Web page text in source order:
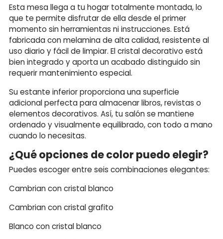
Esta mesa llega a tu hogar totalmente montada, lo
que te permite disfrutar de ella desde el primer
momento sin herramientas ni instrucciones. Está
fabricada con melamina de alta calidad, resistente al
uso diario y fácil de limpiar. El cristal decorativo está
bien integrado y aporta un acabado distinguido sin
requerir mantenimiento especial.
Su estante inferior proporciona una superficie
adicional perfecta para almacenar libros, revistas o
elementos decorativos. Así, tu salón se mantiene
ordenado y visualmente equilibrado, con todo a mano
cuando lo necesitas.
¿Qué opciones de color puedo elegir?
Puedes escoger entre seis combinaciones elegantes:
Cambrian con cristal blanco
Cambrian con cristal grafito
Blanco con cristal blanco